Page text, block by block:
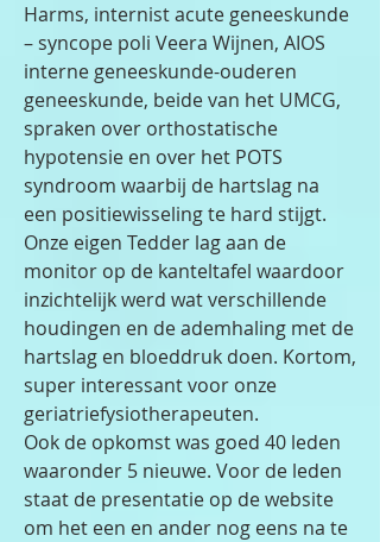
Harms, internist acute geneeskunde
– syncope poli Veera Wijnen, AIOS
interne geneeskunde-ouderen
geneeskunde, beide van het UMCG,
spraken over orthostatische
hypotensie en over het POTS
syndroom waarbij de hartslag na
een positiewisseling te hard stijgt.
Onze eigen Tedder lag aan de
monitor op de kanteltafel waardoor
inzichtelijk werd wat verschillende
houdingen en de ademhaling met de
hartslag en bloeddruk doen. Kortom,
super interessant voor onze
geriatriefysiotherapeuten.
Ook de opkomst was goed 40 leden
waaronder 5 nieuwe. Voor de leden
staat de presentatie op de website
om het een en ander nog eens na te